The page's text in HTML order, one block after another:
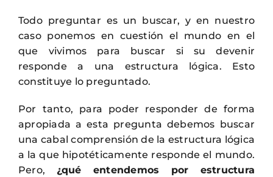
Todo preguntar es un buscar, y en nuestro
caso ponemos en cuestión el mundo en el
que vivimos para buscar si su devenir
responde a una estructura lógica. Esto
constituye lo preguntado.
Por tanto, para poder responder de forma
apropiada a esta pregunta debemos buscar
una cabal comprensión de la estructura lógica
a la que hipotéticamente responde el mundo.
Pero, ¿qué entendemos por estructura